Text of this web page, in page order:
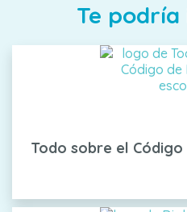
Te
Todo sobre el